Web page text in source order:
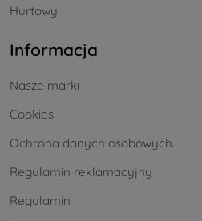
Hurtowy
Informacja
Nasze marki
Cookies
Ochrona danych osobowych.
Regulamin reklamacyjny
Regulamin